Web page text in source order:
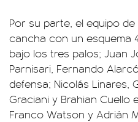
Por su parte, el equipo
cancha con un esquema
bajo los tres palos; Juan
Parnisari, Fernando
defensa; Nicolás Linares,
Graciani y Brahian Cuello
Franco Watson y Adrián